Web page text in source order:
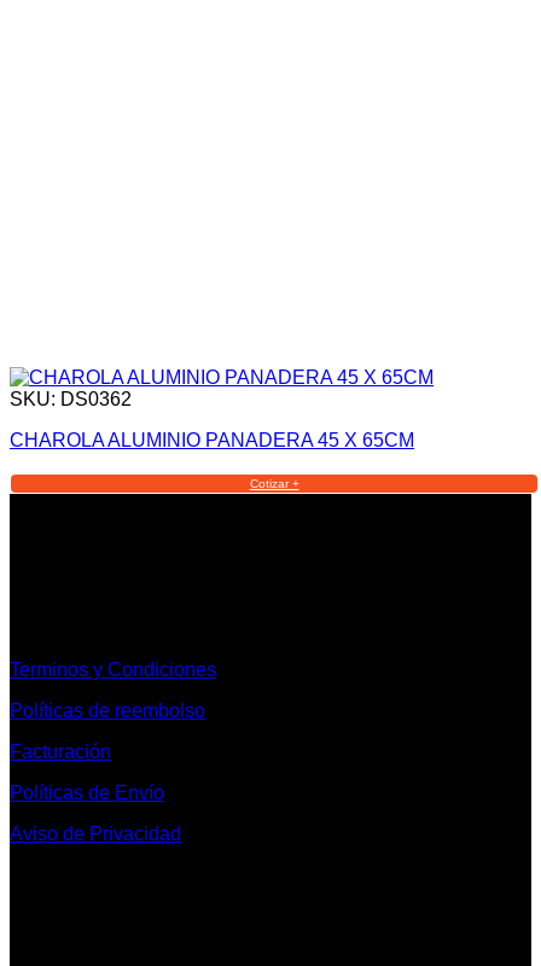
SKU: DS0362
CHAROLA ALUMINIO PANADERA 45 X 65CM
Cotizar +
Terminos y Condiciones
Políticas de reembolso
Facturación
Políticas de Envío
Aviso de Privacidad